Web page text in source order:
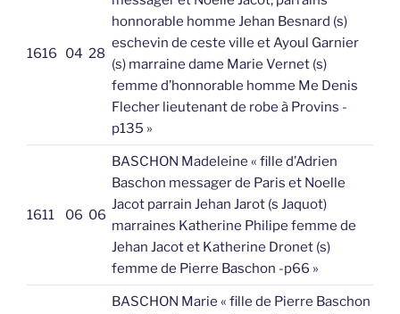
1616 04 28
honnorable homme Jehan Besnard (s)
eschevin de ceste ville et Ayoul Garnier
(s) marraine dame Marie Vernet (s)
femme d’honnorable homme Me Denis
Flecher lieutenant de robe à Provins -
p135 »
1611 06 06
BASCHON Madeleine « fille d’Adrien
Baschon messager de Paris et Noelle
Jacot parrain Jehan Jarot (s Jaquot)
marraines Katherine Philipe femme de
Jehan Jacot et Katherine Dronet (s)
femme de Pierre Baschon -p66 »
BASCHON Marie « fille de Pierre Baschon